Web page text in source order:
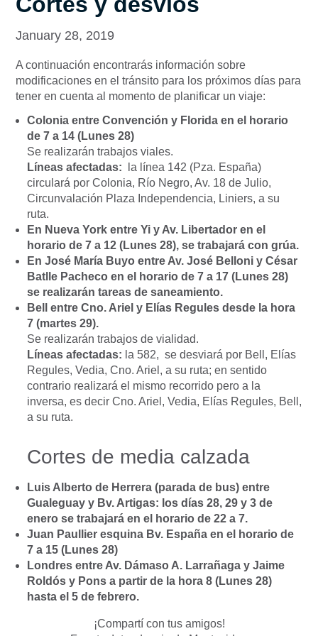
January 28, 2019
A continuación encontrarás información sobre
modificaciones en el tránsito para los próximos días para
tener en cuenta al momento de planificar un viaje:
Colonia entre Convención y Florida en el horario
de 7 a 14 (Lunes 28)
Se realizarán trabajos viales.
Líneas afectadas:
la línea 142 (Pza. España)
circulará por Colonia, Río Negro, Av. 18 de Julio,
Circunvalación Plaza Independencia, Liniers, a su
ruta.
En Nueva York entre Yi y Av. Libertador en el
horario de 7 a 12 (Lunes 28), se trabajará con grúa.
En José María Buyo entre Av. José Belloni y César
Batlle Pacheco en el horario de 7 a 17 (Lunes 28)
se realizarán tareas de saneamiento.
Bell entre Cno. Ariel y Elías Regules desde la hora
7 (martes 29).
Se realizarán trabajos de vialidad.
Líneas afectadas: la 582, se desviará por Bell, Elías
Regules, Vedia, Cno. Ariel, a su ruta; en sentido
contrario realizará el mismo recorrido pero a la
inversa, es decir Cno. Ariel, Vedia, Elías Regules, Bell,
a su ruta.
Cortes de media calzada
Luis Alberto de Herrera (parada de bus) entre
Gualeguay y Bv. Artigas: los días 28, 29 y 3 de
enero se trabajará en el horario de 22 a 7.
Juan Paullier esquina Bv. España en el horario de
7 a 15 (Lunes 28)
Londres entre Av. Dámaso A. Larrañaga y Jaime
Roldós y Pons a partir de la hora 8 (Lunes 28)
hasta el 5 de febrero.
¡Compartí con tus amigos!